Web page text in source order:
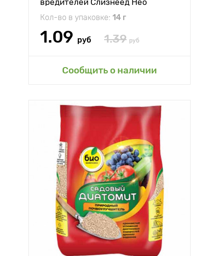
вредителей Слизнеед Нео
Кол-во в упаковке: 14 г
1.09 руб 1.39 руб
Сообщить о наличии